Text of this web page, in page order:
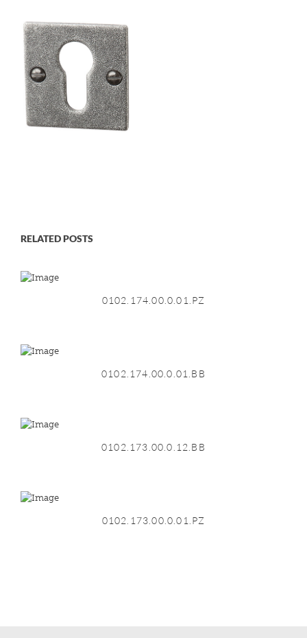
RELATED POSTS
0102.174.00.0.01.PZ
0102.174.00.0.01.BB
0102.173.00.0.12.BB
0102.173.00.0.01.PZ